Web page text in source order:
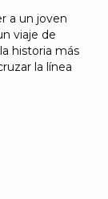
a un joven
viaje de
historia más
la línea